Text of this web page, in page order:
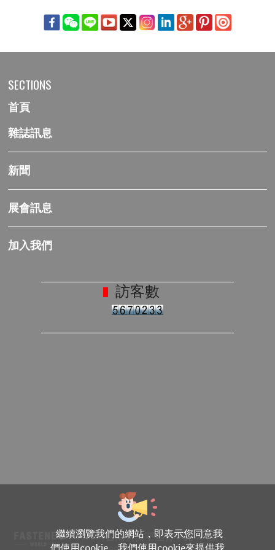
繼續瀏覽我們的網站，即表示您同意我
們使用cookie。我們使用cookie來提供我
SECTIONS
首頁
雜誌訊息
新聞
展會訊息
加入我們
訪客數
708014 台南市安平區育平路469號